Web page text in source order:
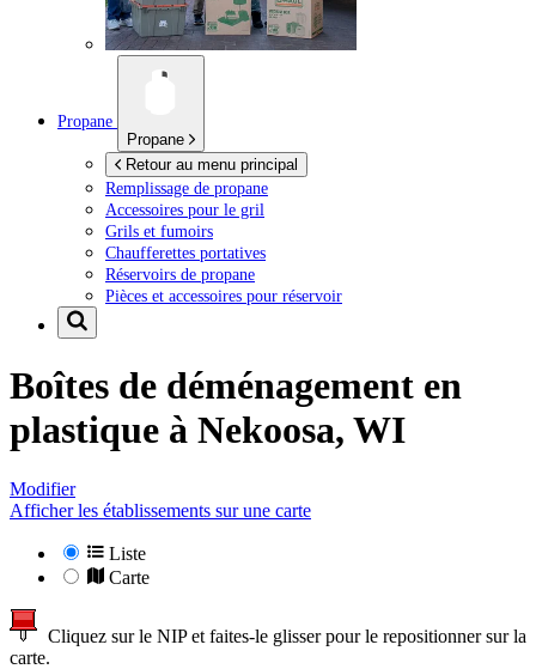
Propane
Propane
Retour au menu principal
Remplissage de propane
Accessoires pour le gril
Grils et fumoirs
Chaufferettes portatives
Réservoirs de propane
Pièces et accessoires pour réservoir
Boîtes de déménagement en
plastique à Nekoosa, WI
Modifier
Afficher les établissements sur une carte
Liste
Carte
Cliquez sur le NIP et faites-le glisser pour le repositionner sur la
carte.